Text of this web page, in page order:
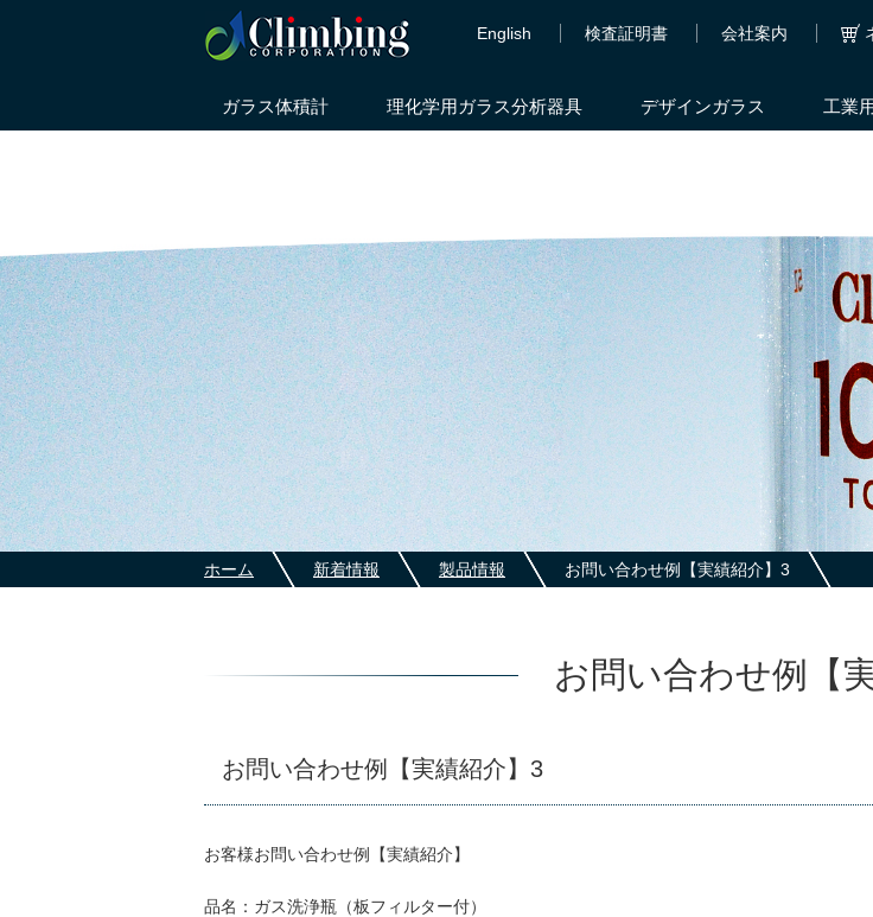
English 検査証明書 会社案内
ガラス体積計 理化学用ガラス分析器具 デザインガラス 工業
ホーム 新着情報 製品情報 お問い合わせ例【実績紹介】3
お問い合わせ例【
お問い合わせ例【実績紹介】3
お客様お問い合わせ例【実績紹介】
品名：ガス洗浄瓶（板フィルター付）